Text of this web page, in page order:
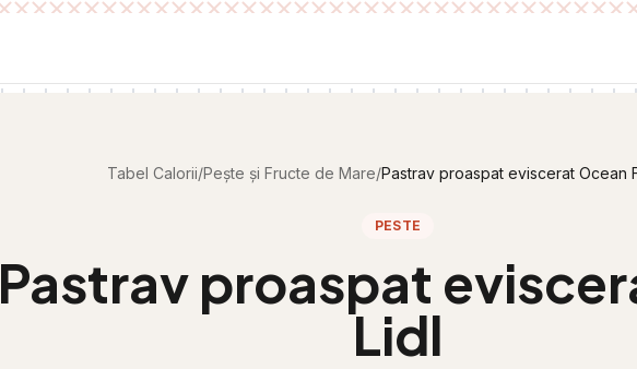
Tabel Calorii/Pește și Fructe de Mare/Pastrav proaspat eviscerat Ocean
PESTE
Pastrav proaspat
Lidl